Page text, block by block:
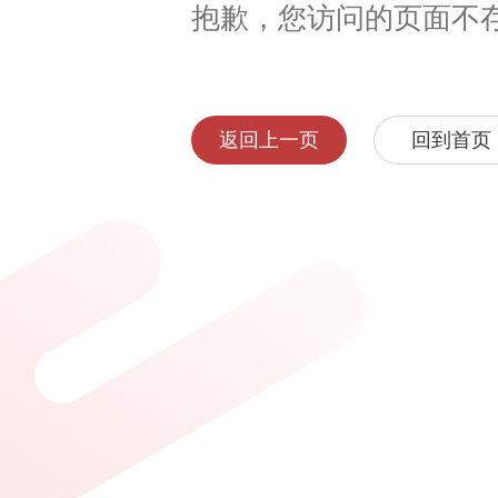
抱歉，您访问的页面不
返回上一页 回到首页